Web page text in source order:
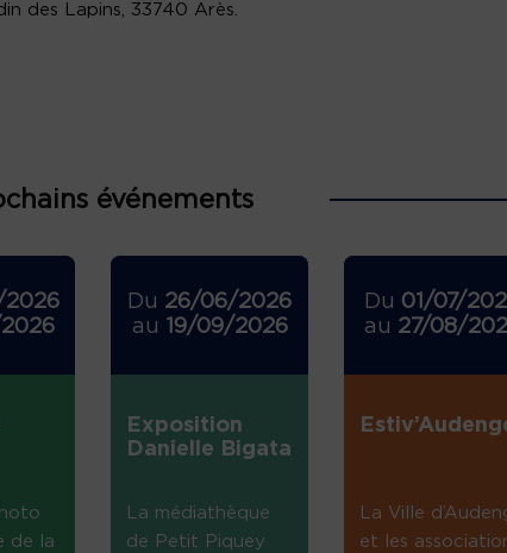
des Lapins, 33740 Arès.
événements
de la
Du 26/06/2026
au 19/09/2026
Exposition
Danielle Bigata
La médiathèque
de Petit Piquey
Du 01/07/
au 27/08/
La Ville
et les